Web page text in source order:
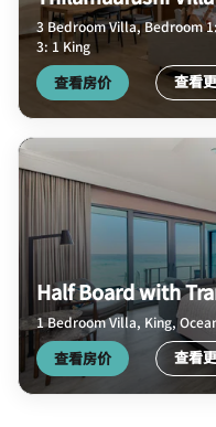
3 Bedroom Villa, Bedroom
3: 1 King
查看房价 查看
Half Board with
1 Bedroom Villa, King,
查看房价 查看